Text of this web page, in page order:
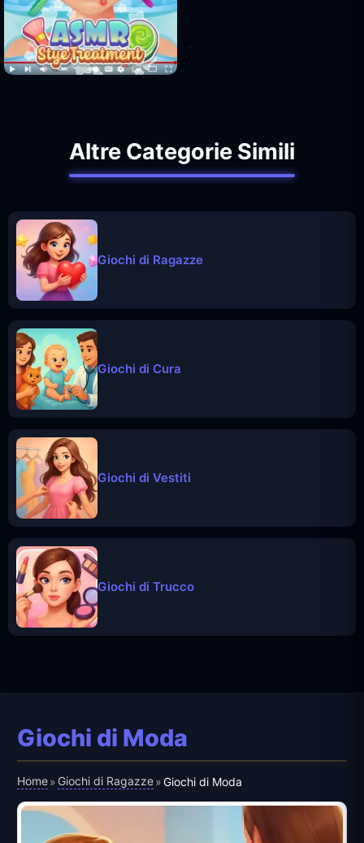
Giochi di Moda
Home» Giochi di Ragazze»Giochi di Moda
Altre Categorie Simili
Giochi di Ragazze
Giochi di Cura
Giochi di Vestiti
Giochi di Trucco